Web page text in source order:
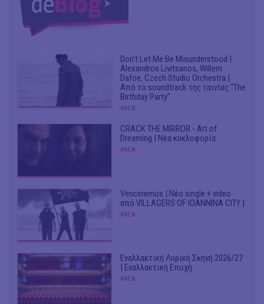
Don't Let Me Be Misunderstood |
Alexandros Livitsanos, Willem
Dafoe, Czech Studio Orchestra |
Από το soundtrack της ταινίας "The
Birthday Party"
#ΝΕΑ
CRACK THE MIRROR - Art of
Dreaming | Νέα κυκλοφορία
#ΝΕΑ
Venceremos | Νέο single + video
από VILLAGERS OF IOANNINA CITY |
#ΝΕΑ
Εναλλακτική Λυρική Σκηνή 2026/27
| Εναλλακτική Εποχή
#ΝΕΑ